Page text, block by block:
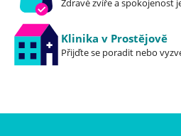
Klinika v Prostějově
Přijďte se poradit nebo